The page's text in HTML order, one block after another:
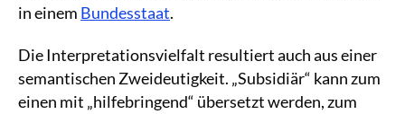
in einem Bundesstaat.
Die Interpretationsvielfalt resultiert auch aus einer
semantischen Zweideutigkeit. „Subsidiär“ kann zum
einen mit „hilfebringend“ übersetzt werden, zum